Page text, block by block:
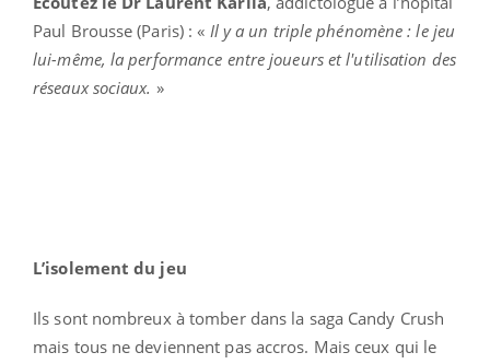
Paul Brousse (Paris) : « Il y a un triple phénomène : le jeu
lui-même, la performance entre joueurs et l'utilisation des
réseaux sociaux. »
L’isolement du jeu
Ils sont nombreux à tomber dans la saga Candy Crush
mais tous ne deviennent pas accros. Mais ceux qui le